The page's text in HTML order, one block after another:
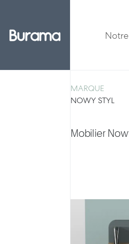
MARQUE
NOWY STYL
Mobilier